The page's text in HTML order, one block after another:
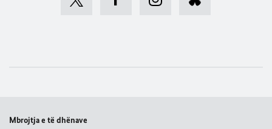
Mbrojtja e të dhënave